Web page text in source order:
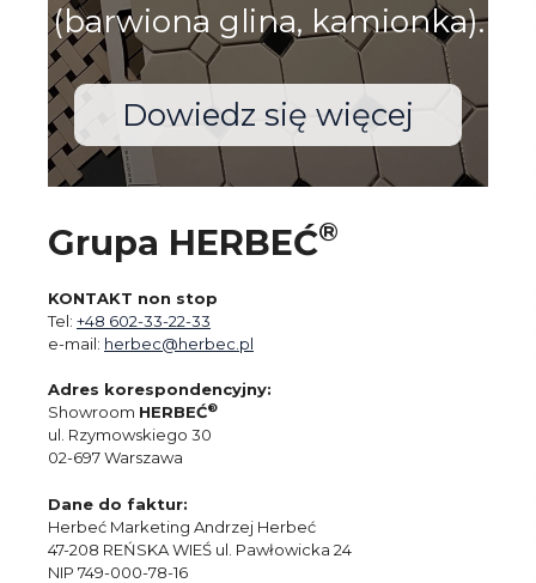
(barwiona glina, kamionka).
Dowiedz się więcej
Grupa HERBEĆ®
KONTAKT non stop
Tel: +48 602-33-22-33
e-mail: herbec@herbec.pl
Adres korespondencyjny:
Showroom HERBEĆ®
ul. Rzymowskiego 30
02-697 Warszawa
Dane do faktur:
Herbeć Marketing Andrzej Herbeć
47-208 REŃSKA WIEŚ ul. Pawłowicka 24
NIP 749-000-78-16